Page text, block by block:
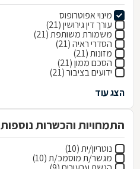
מינוי אפוטרופוס
עורך דין גירושין (21)
משמורת משותפת (21)
הסדרי ראיה (21)
מזונות (21)
הסכם ממון (21)
ידועים בציבור (21)
הצג עוד
התמחויות והכשרות נוספות
נוטריון/ית (10)
מגשר/ת מוסמכ/ת (10)